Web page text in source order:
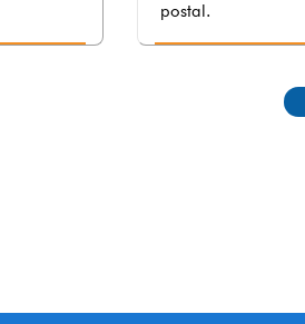
postal.